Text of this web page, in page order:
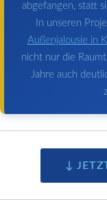
abgefangen, statt
In unseren
Außenjalousie in
nicht nur die
Jahre auch
↓